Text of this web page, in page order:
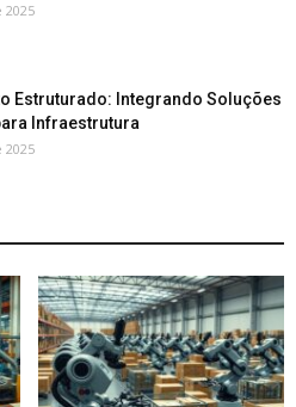
2025
Estruturado: Integrando Soluções
Infraestrutura
2025